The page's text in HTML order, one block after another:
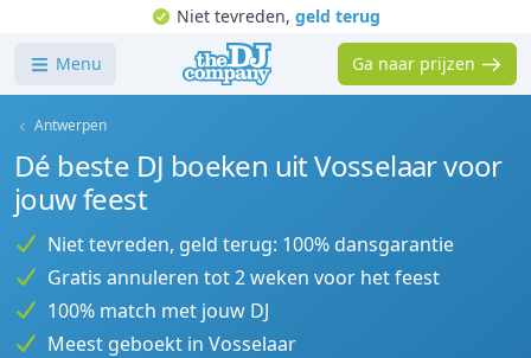
Niet tevreden, geld terug
Menu Ga naar prijzen
Antwerpen
Dé beste DJ boeken uit Vosselaar voor
jouw feest
Niet tevreden, geld terug: 100% dansgarantie
Gratis annuleren tot 2 weken voor het feest
100% match met jouw DJ
Meest geboekt in Vosselaar